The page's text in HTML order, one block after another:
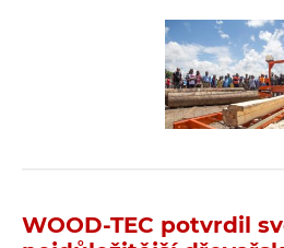
WOOD-TEC potvrdil